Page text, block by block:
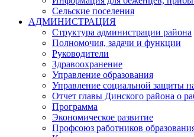
Сельские поселения
АДМИНИСТРАЦИЯ
Структура администрации района
Полномочия, задачи и функции
Руководители
Здравоохранение
Управление образования
Управление социальной защиты
Отчет главы Динского района о
Программа
Экономическое развитие
Профсоюз работников